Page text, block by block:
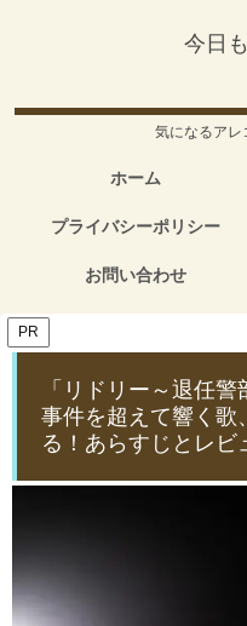
今日
気になるアレ
ホーム
プライバシーポリシー
お問い合わせ
PR
「リドリー～退任
事件を超えて響く歌
る！あらすじとレビ